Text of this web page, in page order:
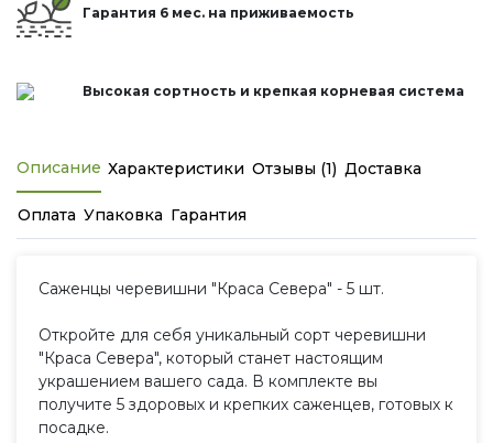
Гарантия 6 мес. на приживаемость
Высокая сортность и крепкая корневая система
Описание Характеристики Отзывы (1) Доставка
Оплата Упаковка Гарантия
Саженцы черевишни "Краса Севера" - 5 шт.
Откройте для себя уникальный сорт черевишни
"Краса Севера", который станет настоящим
украшением вашего сада. В комплекте вы
получите 5 здоровых и крепких саженцев, готовых к
посадке.